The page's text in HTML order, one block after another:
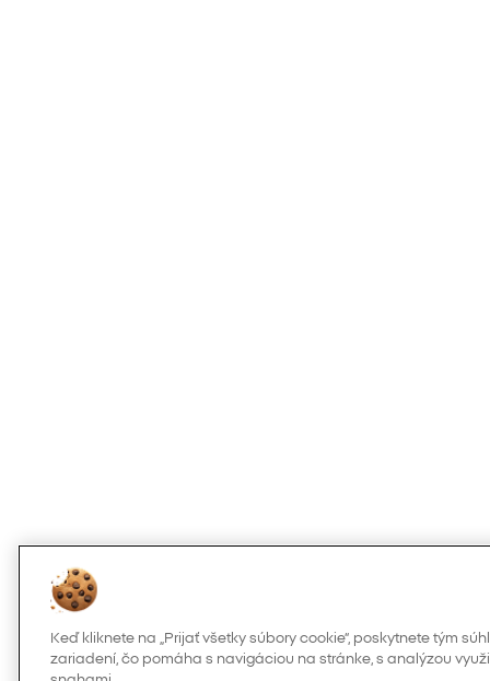
Keď kliknete na „Prijať všetky súbory cookie“, poskytnete tým
zariadení, čo pomáha s navigáciou na stránke, s analýzou